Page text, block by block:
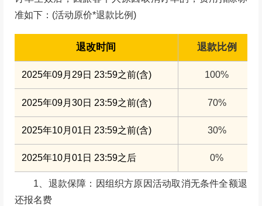
准如下：(活动原价*退款比例)
退改时间 退款比例
2025年09月29日 23:59之前(含) 100%
2025年09月30日 23:59之前(含) 70%
2025年10月01日 23:59之前(含) 30%
2025年10月01日 23:59之后 0%
1、退款保障：因组织方原因活动取消无条件全额退
还报名费